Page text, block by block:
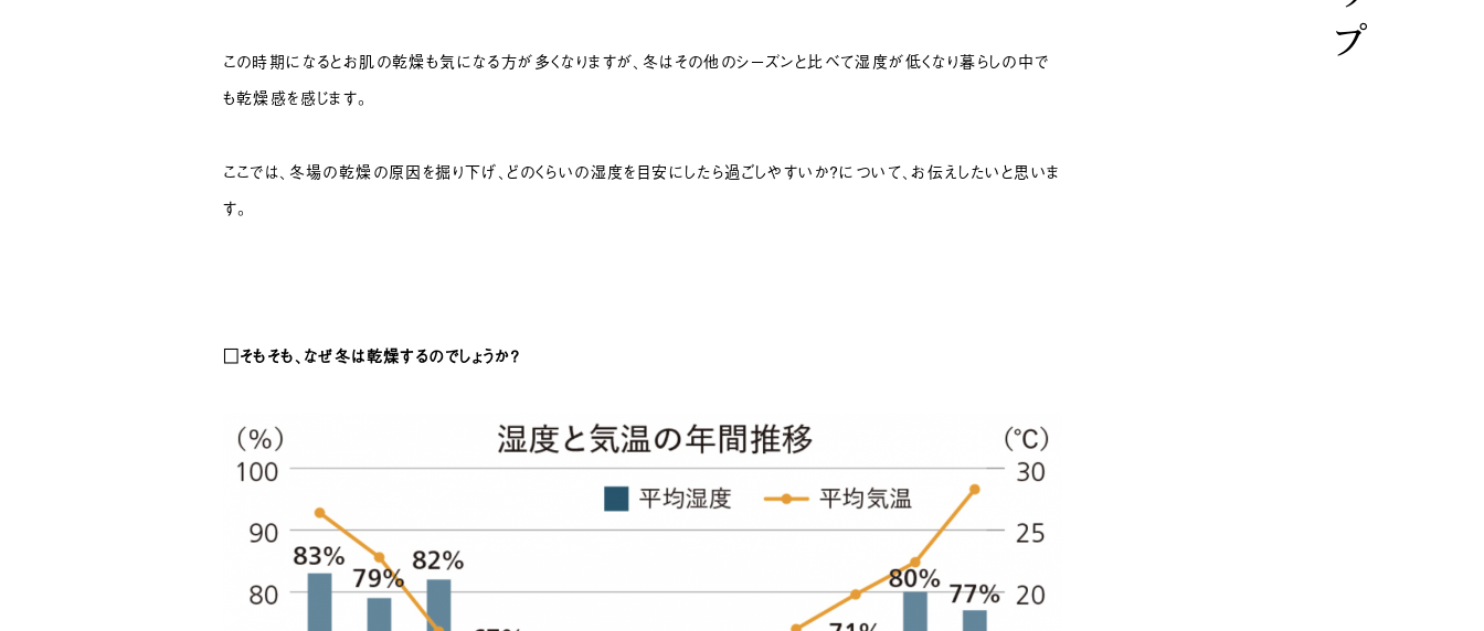
この時期になるとお肌の乾燥も気になる方が多くなりますが、冬はその他のシーズンと比べて湿度が低くなり暮らしの中で
も乾燥感を感じます。
ここでは、冬場の乾燥の原因を掘り下げ、どのくらいの湿度を目安にしたら過ごしやすいか？について、お伝えしたいと思いま
す。
□そもそも、なぜ冬は乾燥するのでしょうか？